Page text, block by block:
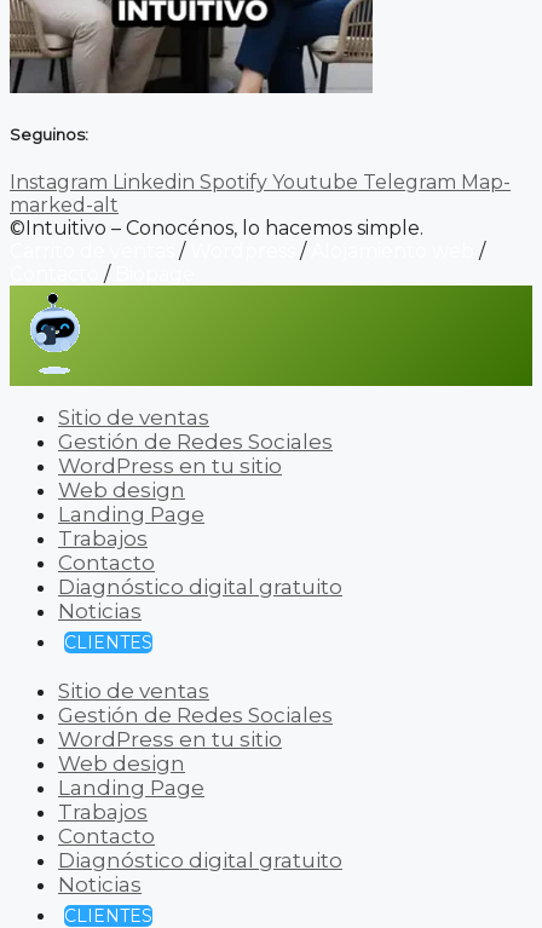
Seguinos:
Instagram Linkedin Spotify Youtube Telegram Map-
marked-alt
©Intuitivo – Conocénos, lo hacemos simple.
/ /
/
/
Sitio de ventas
Gestión de Redes Sociales
WordPress en tu sitio
Web design
Landing Page
Trabajos
Contacto
Diagnóstico digital gratuito
Noticias
CLIENTES
Sitio de ventas
Gestión de Redes Sociales
WordPress en tu sitio
Web design
Landing Page
Trabajos
Contacto
Diagnóstico digital gratuito
Noticias
CLIENTES